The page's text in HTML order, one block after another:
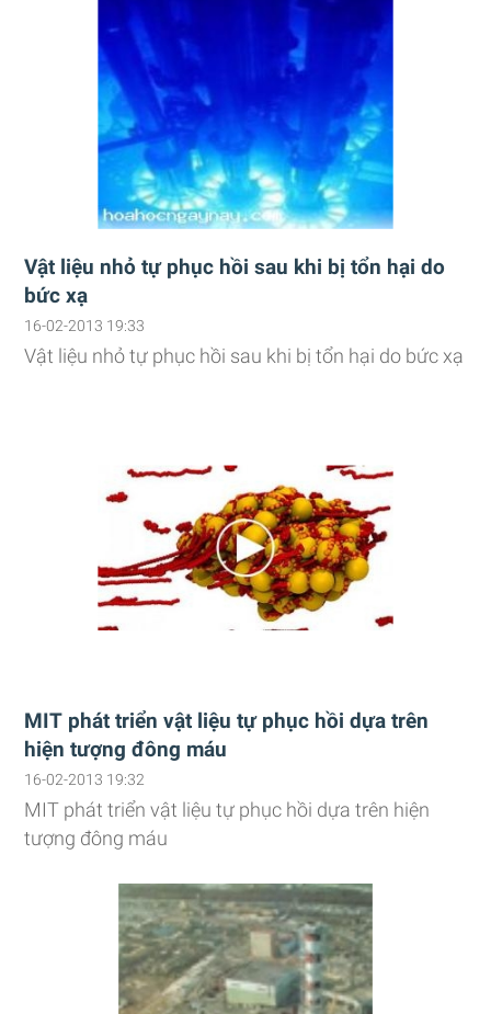
Vật liệu nhỏ tự phục hồi sau khi bị tổn hại do
bức xạ
16-02-2013 19:33
Vật liệu nhỏ tự phục hồi sau khi bị tổn hại do bức xạ
MIT phát triển vật liệu tự phục hồi dựa trên
hiện tượng đông máu
16-02-2013 19:32
MIT phát triển vật liệu tự phục hồi dựa trên hiện
tượng đông máu